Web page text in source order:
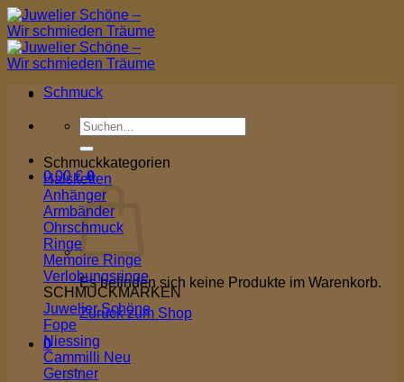
Zum
Inhalt
springen
Suchen
nach:
0,00€ 0
Es befinden sich keine Produkte im Warenkorb.
Zurück zum Shop
0
Warenkorb
Schmuck
Schmuckkategorien
Halsketten
Anhänger
Armbänder
Ohrschmuck
Ringe
Memoire Ringe
Verlobungsringe
SCHMUCKMARKEN
Juwelier Schöne
Fope
Niessing
Cammilli
Gerstner